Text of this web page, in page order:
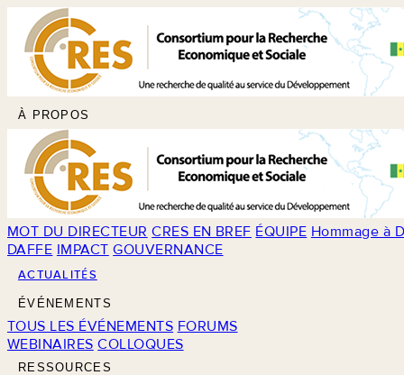
À PROPOS
MOT DU DIRECTEUR CRES EN BREF ÉQUIPE Hommage à
DAFFE IMPACT GOUVERNANCE
ACTUALITÉS
ÉVÉNEMENTS
TOUS LES ÉVÉNEMENTS FORUMS
WEBINAIRES COLLOQUES
RESSOURCES